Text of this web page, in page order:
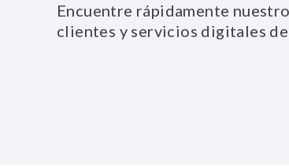
Encuentre rápidamente
clientes y servicios digitales de